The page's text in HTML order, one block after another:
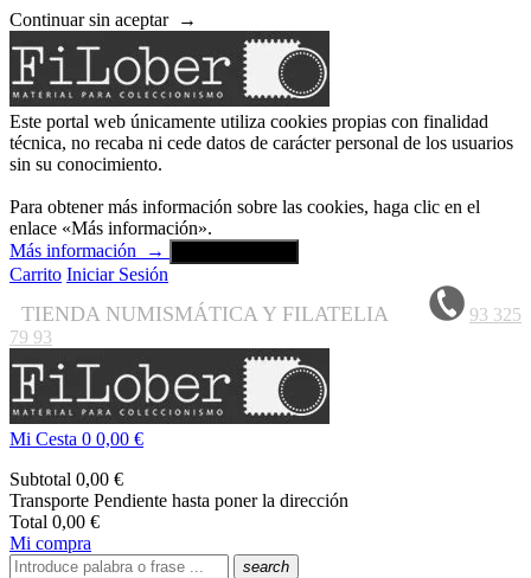
Continuar sin aceptar →
Este portal web únicamente utiliza cookies propias con finalidad
técnica, no recaba ni cede datos de carácter personal de los usuarios
sin su conocimiento.
Para obtener más información sobre las cookies, haga clic en el
enlace «Más información».
Más información
→
Carrito Iniciar Sesión
TIENDA NUMISMÁTICA Y FILATELIA
93 325
79 93
Mi Cesta 0 0,00 €
Subtotal 0,00 €
Transporte Pendiente hasta poner la dirección
Total 0,00 €
Mi compra
search